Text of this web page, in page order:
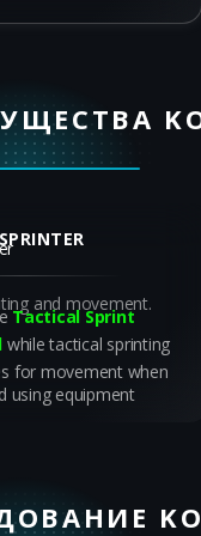
SPRINTER
and movement.
Tactical Sprint
while tactical sprinting
for movement when
using equipment